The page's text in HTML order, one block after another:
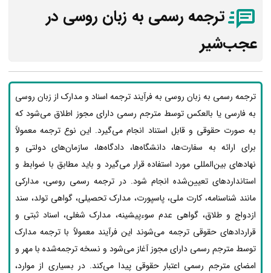
ترجمه رسمی به زبان روسی در
عجب‌شیر
ترجمه رسمی به زبان روسی به فرآیند ترجمه اسناد و مدارک از زبان روسی
به فارسی یا بالعکس توسط مترجم رسمی دارای مجوز اطلاق می‌شود که
به صورت حقوقی و قابل استناد انجام می‌گیرد. این نوع ترجمه معمولاً
برای ارائه به سفارت‌ها، دانشگاه‌ها، دادگاه‌ها، سازمان‌های دولتی و
نهادهای بین‌المللی مورد استفاده قرار می‌گیرد و باید مطابق با ضوابط و
استانداردهای تعیین‌شده انجام شود. در ترجمه رسمی روسی، مدارکی
مانند شناسنامه، کارت ملی، پاسپورت، مدارک تحصیلی، گواهی تولد، سند
ازدواج و طلاق، گواهی عدم سوءپیشینه، مدارک شغلی، اسناد ثبتی و
قراردادهای حقوقی ترجمه می‌شوند این فرآیند معمولاً با ترجمه مدارک
توسط مترجم رسمی دارای مجوز آغاز می‌شود و نسخه ترجمه‌شده با مهر و
امضای مترجم رسمی اعتبار حقوقی پیدا می‌کند. در بسیاری از موارد،